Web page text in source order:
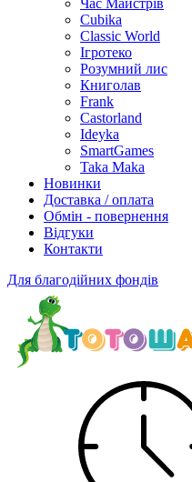
Час Майстрів
Cubika
Classic World
Ігротеко
Розумний лис
Книголав
Frank
Castorland
Ideyka
SmartGames
Taka Maka
Новинки
Доставка / оплата
Обмін - повернення
Відгуки
Контакти
Для благодійних фондів